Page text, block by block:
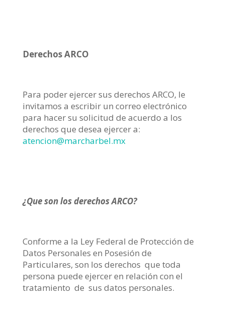
Derechos ARCO
Para poder ejercer sus derechos ARCO, le
invitamos a escribir un correo electrónico
para hacer su solicitud de acuerdo a los
derechos que desea ejercer a:
atencion@marcharbel.mx
¿Que son los derechos ARCO?
Conforme a la Ley Federal de Protección de
Datos Personales en Posesión de
Particulares, son los derechos que toda
persona puede ejercer en relación con el
tratamiento de sus datos personales.